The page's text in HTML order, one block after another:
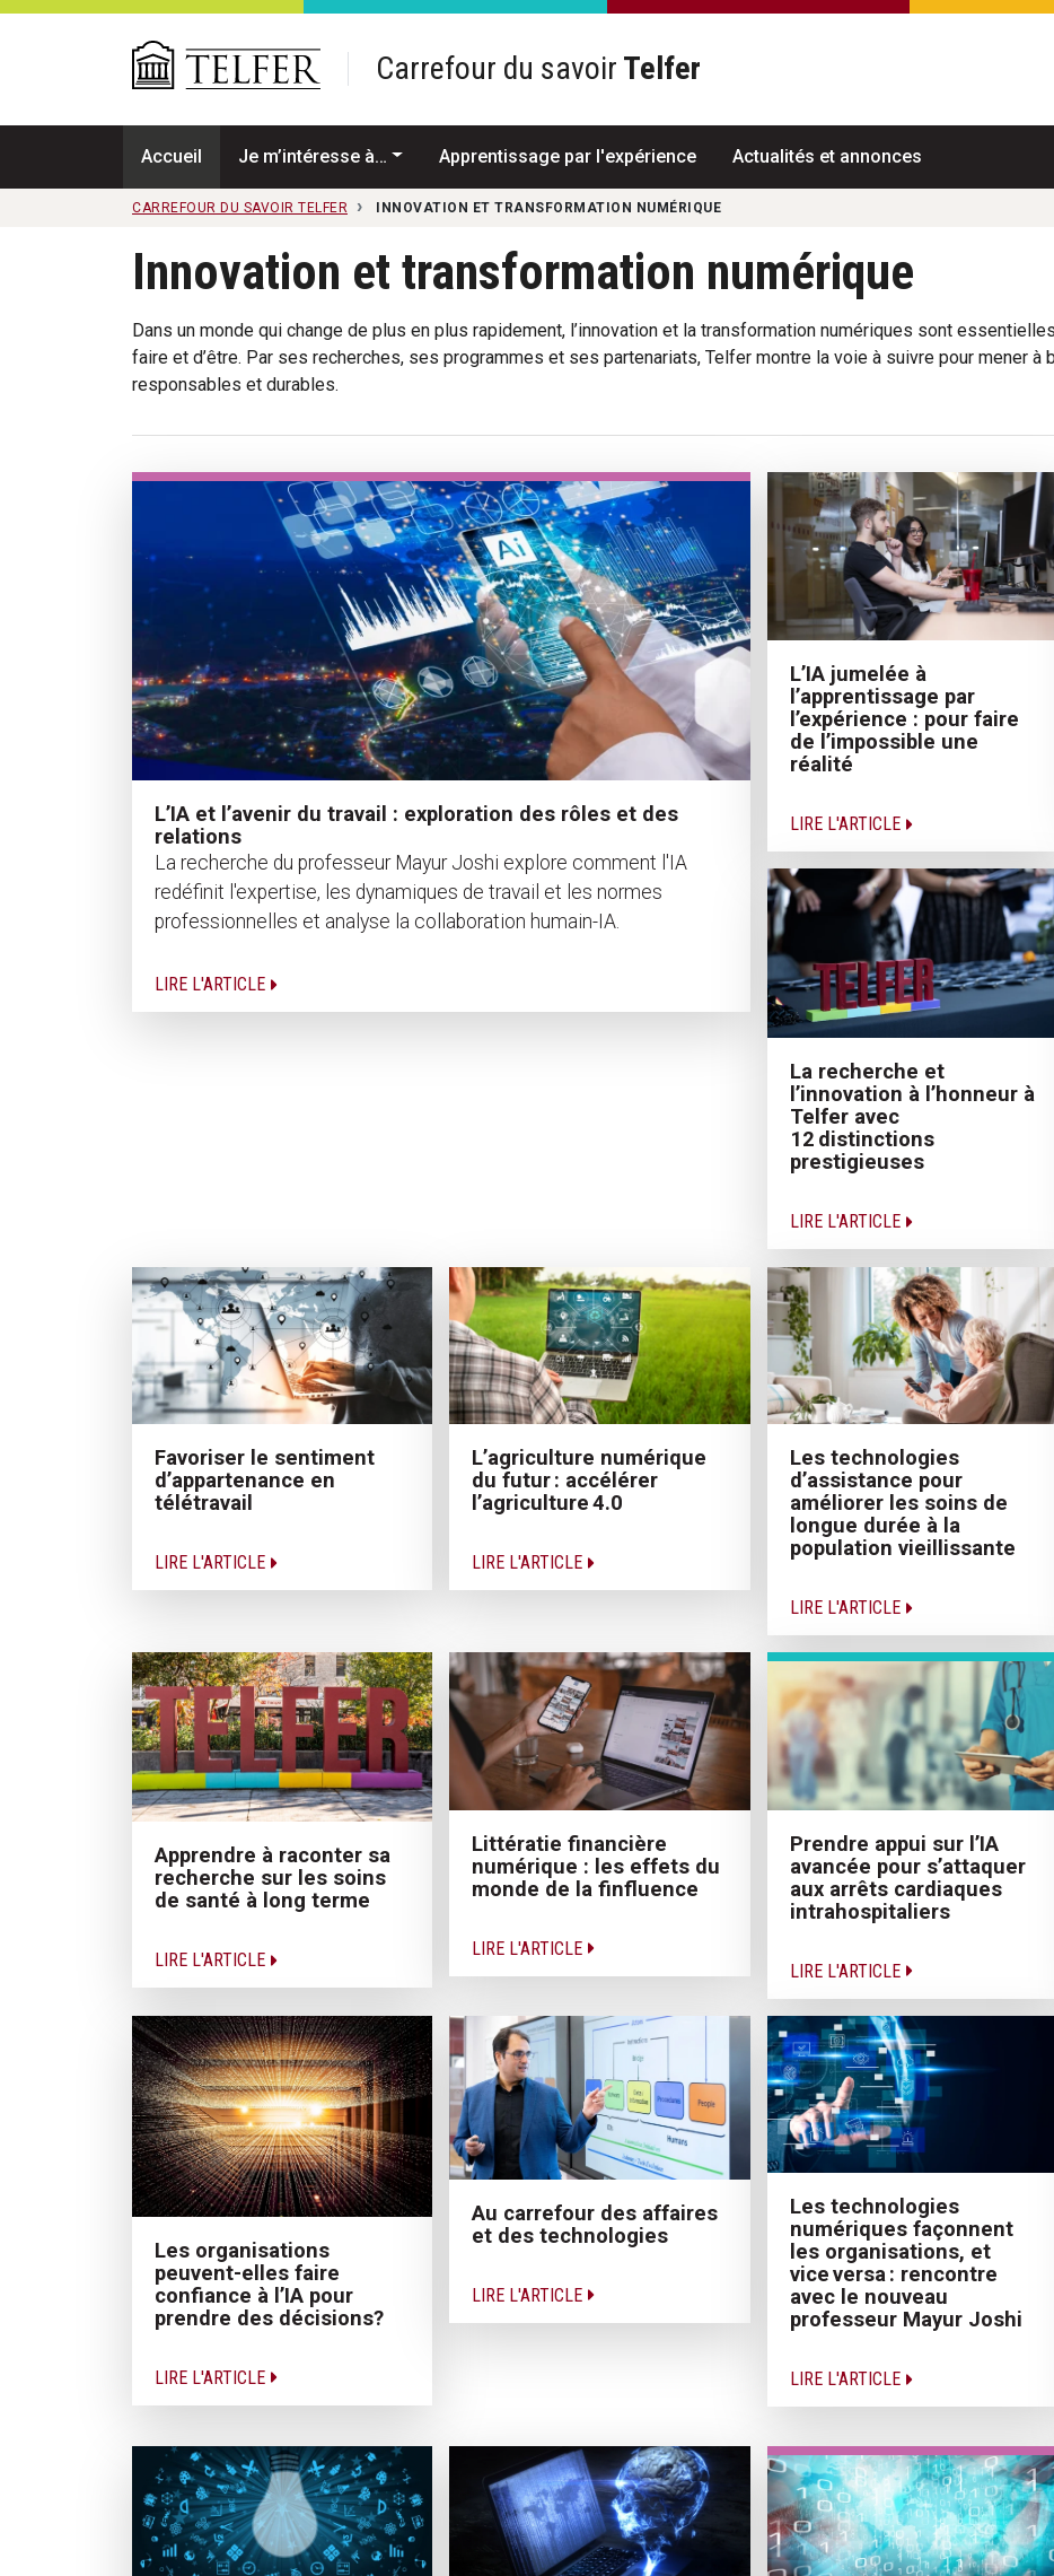
Passer au contenu principal
Carrefour du savoir Telfer
Accueil Je m’intéresse à… Apprentissage par l'expérience Actualités et annonces
CARREFOUR DU SAVOIR TELFER INNOVATION ET TRANSFORMATION NUMÉRIQUE
Innovation et transformation numérique
Dans un monde qui change de plus en plus rapidement, l’innovation et la transformation numériques sont
faire et d’être. Par ses recherches, ses programmes et ses partenariats, Telfer montre la voie à suivre pour mener
responsables et durables.
L’IA et l’avenir du travail : exploration des rôles et des
relations
La recherche du professeur Mayur Joshi explore comment l'IA
redéfinit l'expertise, les dynamiques de travail et les normes
professionnelles et analyse la collaboration humain-IA.
LIRE L'ARTICLE
L’IA jumelée à
l’apprentissage par
l’expérience : pour faire
de l’impossible une
réalité
LIRE L'ARTICLE
La recherche et
l’innovation à l’honneur à
Telfer avec
12 distinctions
prestigieuses
LIRE L'ARTICLE
Favoriser le sentiment
d’appartenance en
télétravail
LIRE L'ARTICLE
L’agriculture numérique
du futur : accélérer
l’agriculture 4.0
LIRE L'ARTICLE
Les technologies
d’assistance pour
améliorer les soins de
longue durée à la
population vieillissante
LIRE L'ARTICLE
Apprendre à raconter sa
recherche sur les soins
de santé à long terme
LIRE L'ARTICLE
Littératie financière
numérique : les effets du
monde de la finfluence
LIRE L'ARTICLE
Prendre appui sur l’IA
avancée pour s’attaquer
aux arrêts cardiaques
intrahospitaliers
LIRE L'ARTICLE
Les organisations
peuvent-elles faire
confiance à l’IA pour
prendre des décisions?
LIRE L'ARTICLE
Au carrefour des affaires
et des technologies
LIRE L'ARTICLE
Les technologies
numériques façonnent
les organisations, et
vice versa : rencontre
avec le nouveau
professeur Mayur Joshi
LIRE L'ARTICLE